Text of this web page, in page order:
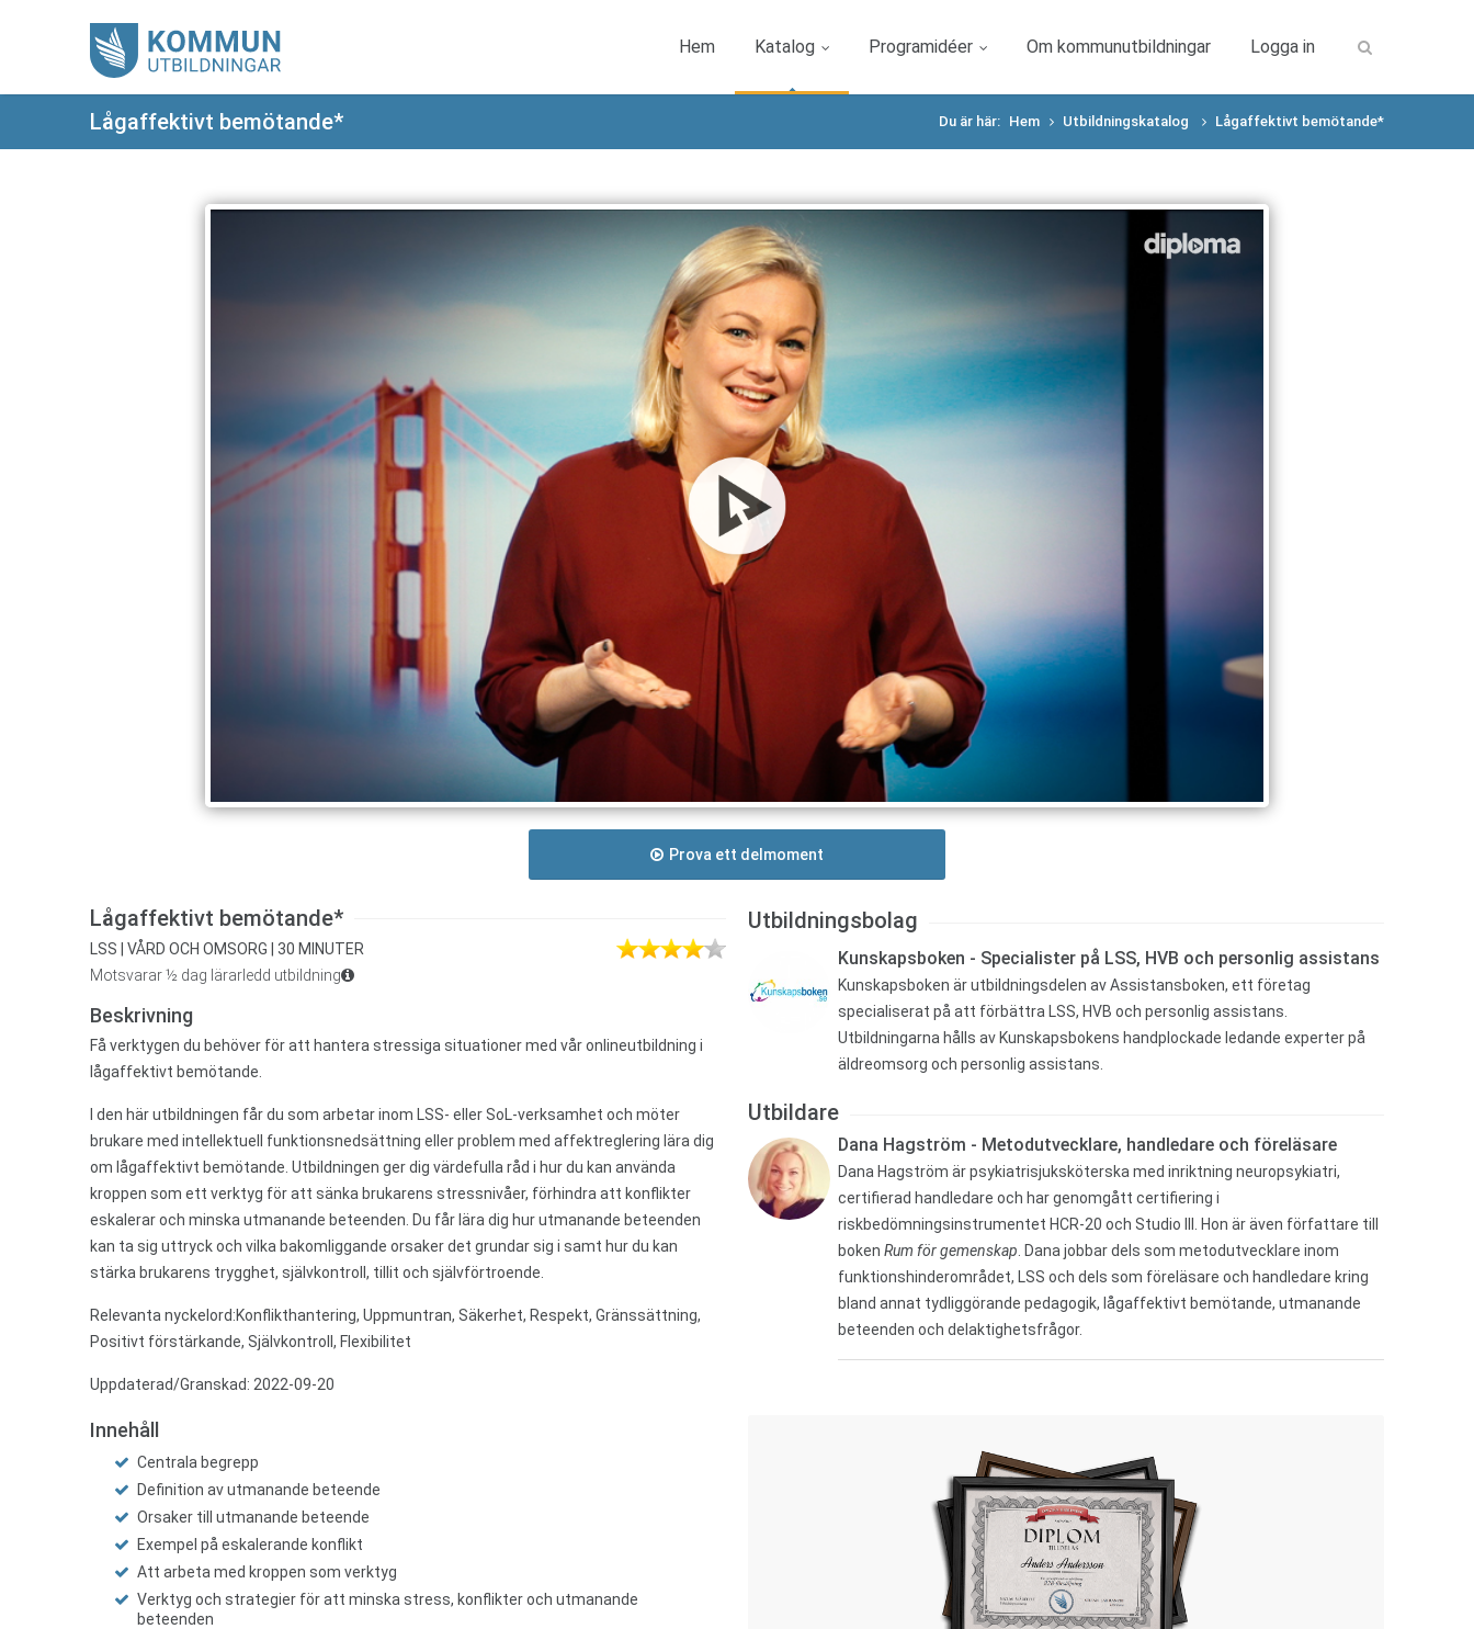
Hem Katalog Programidéer Om kommunutbildningar Logga in
Lågaffektivt bemötande* Du är här: Hem Utbildningskatalog Lågaffektivt bemötande*
Prova ett delmoment
Lågaffektivt bemötande*
LSS | VÅRD OCH OMSORG | 30 MINUTER
Motsvarar ½ dag lärarledd utbildning
Beskrivning
Få verktygen du behöver för att hantera stressiga situationer med vår onlineutbildning i
lågaffektivt bemötande.
I den här utbildningen får du som arbetar inom LSS- eller SoL-verksamhet och möter
brukare med intellektuell funktionsnedsättning eller problem med affektreglering lära dig
om lågaffektivt bemötande. Utbildningen ger dig värdefulla råd i hur du kan använda
kroppen som ett verktyg för att sänka brukarens stressnivåer, förhindra att konflikter
eskalerar och minska utmanande beteenden. Du får lära dig hur utmanande beteenden
kan ta sig uttryck och vilka bakomliggande orsaker det grundar sig i samt hur du kan
stärka brukarens trygghet, självkontroll, tillit och självförtroende.
Relevanta nyckelord:Konflikthantering, Uppmuntran, Säkerhet, Respekt, Gränssättning,
Positivt förstärkande, Självkontroll, Flexibilitet
Uppdaterad/Granskad: 2022-09-20
Innehåll
Centrala begrepp
Definition av utmanande beteende
Orsaker till utmanande beteende
Exempel på eskalerande konflikt
Att arbeta med kroppen som verktyg
Verktyg och strategier för att minska stress, konflikter och utmanande
beteenden
Utbildningsbolag
Kunskapsboken - Specialister på LSS, HVB och personlig assistans
Kunskapsboken är utbildningsdelen av Assistansboken, ett företag
specialiserat på att förbättra LSS, HVB och personlig assistans.
Utbildningarna hålls av Kunskapsbokens handplockade ledande experter på
äldreomsorg och personlig assistans.
Utbildare
Dana Hagström - Metodutvecklare, handledare och föreläsare
Dana Hagström är psykiatrisjuksköterska med inriktning neuropsykiatri,
certifierad handledare och har genomgått certifiering i
riskbedömningsinstrumentet HCR-20 och Studio III. Hon är även författare till
boken Rum för gemenskap . Dana jobbar dels som metodutvecklare inom
funktionshinderområdet, LSS och dels som föreläsare och handledare kring
bland annat tydliggörande pedagogik, lågaffektivt bemötande, utmanande
beteenden och delaktighetsfrågor.